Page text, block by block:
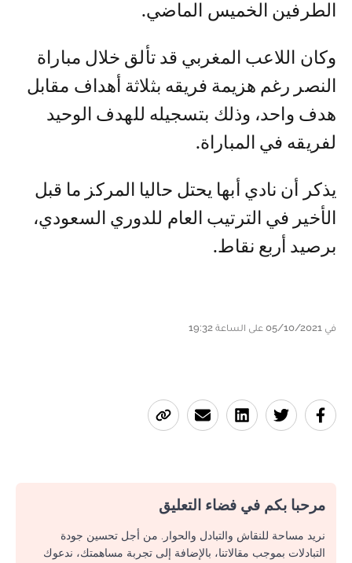
الطرفين الخميس الماضي.
وكان اللاعب المغربي قد تألق خلال مباراة
النصر رغم هزيمة فريقه بثلاثة أهداف مقابل
هدف واحد، وذلك بتسجيله للهدف الوحيد
لفريقه في المباراة.
يذكر أن نادي أبها يحتل حاليا المركز ما قبل
الأخير في الترتيب العام للدوري السعودي،
برصيد أربع نقاط.
في 05/10/2021 على الساعة 19:32
مرحبا بكم في فضاء التعليق
نريد مساحة للنقاش والتبادل والحوار. من أجل تحسين جودة
التبادلات بموجب مقالاتنا، بالإضافة إلى تجربة مساهمتك، ندعوك